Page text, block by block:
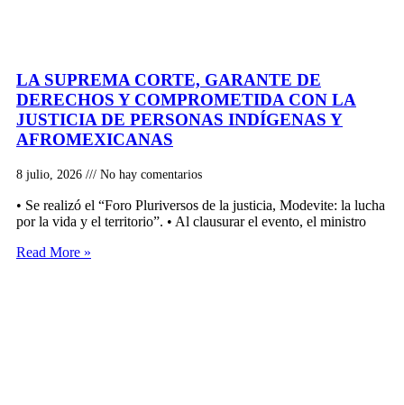
LA SUPREMA CORTE, GARANTE DE
DERECHOS Y COMPROMETIDA CON LA
JUSTICIA DE PERSONAS INDÍGENAS Y
AFROMEXICANAS
8 julio, 2026 No hay comentarios
• Se realizó el “Foro Pluriversos de la justicia, Modevite: la lucha
por la vida y el territorio”. • Al clausurar el evento, el ministro
Read More »